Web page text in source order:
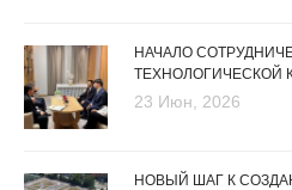
НАЧАЛО
ТЕХНОЛОГИЧЕСКОЙ
23 Июн, 2026
НОВЫЙ ШАГ К